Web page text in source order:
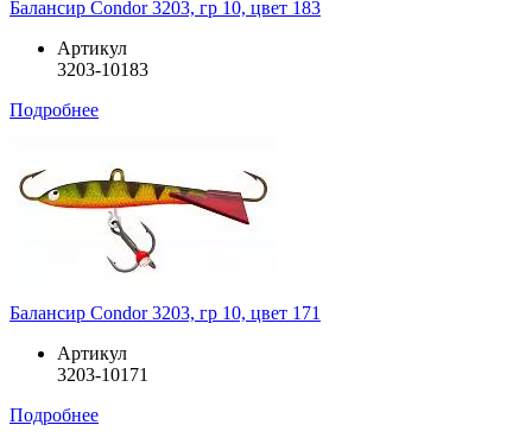
Балансир Condor 3203, гр 10, цвет 183
Артикул
3203-10183
Подробнее
Балансир Condor 3203, гр 10, цвет 171
Артикул
3203-10171
Подробнее